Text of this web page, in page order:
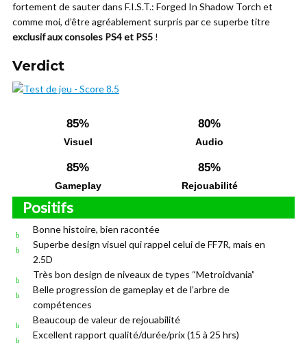
fortement de sauter dans F.I.S.T.: Forged In Shadow Torch et
comme moi, d’être agréablement surpris par ce superbe titre
exclusif aux consoles PS4 et PS5 !
Verdict
85%
Visuel
80%
Audio
85%
Gameplay
85%
Rejouabilité
Positifs
Bonne histoire, bien racontée
Superbe design visuel qui rappel celui de FF7R, mais en
2.5D
Très bon design de niveaux de types “Metroidvania”
Belle progression de gameplay et de l’arbre de
compétences
Beaucoup de valeur de rejouabilité
Excellent rapport qualité/durée/prix (15 à 25 hrs)